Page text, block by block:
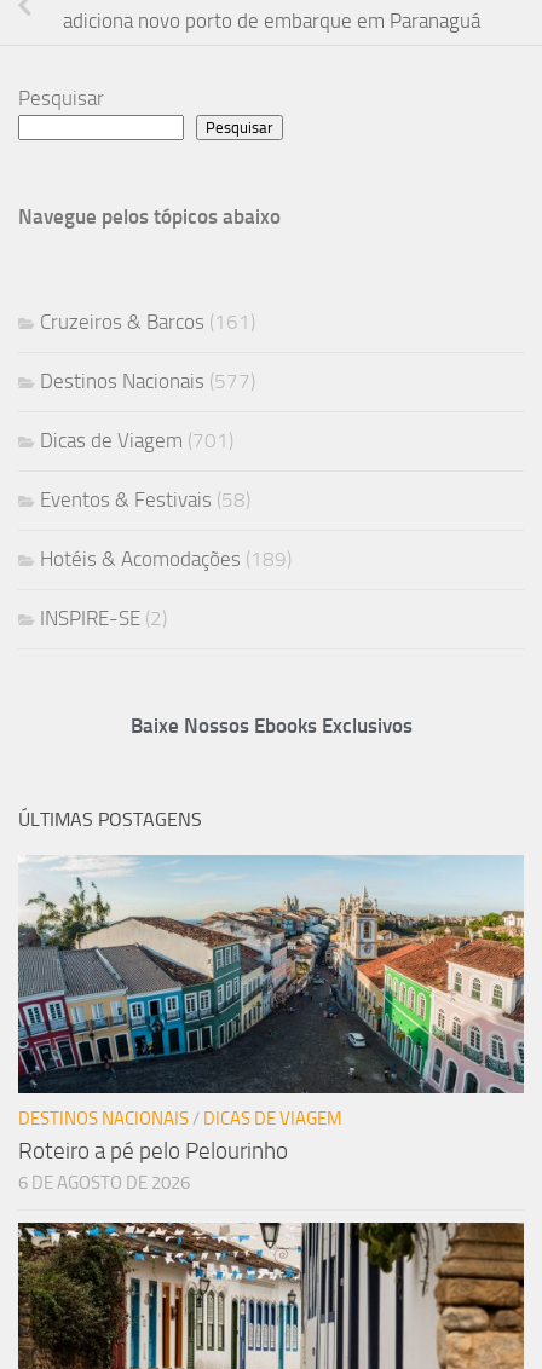
adiciona novo porto de embarque em Paranaguá
Pesquisar
Pesquisar
Navegue pelos tópicos abaixo
Cruzeiros & Barcos (161)
Destinos Nacionais (577)
Dicas de Viagem (701)
Eventos & Festivais (58)
Hotéis & Acomodações (189)
INSPIRE-SE (2)
Baixe Nossos Ebooks Exclusivos
ÚLTIMAS POSTAGENS
DESTINOS NACIONAIS/ DICAS DE VIAGEM
Roteiro a pé pelo Pelourinho
6 DE AGOSTO DE 2026